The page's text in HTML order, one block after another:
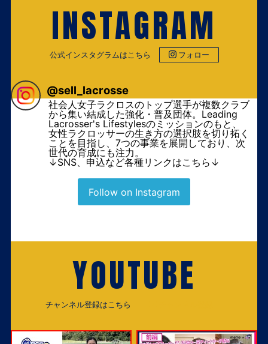
INSTAGRAM
公式インスタグラムはこちら フォロー
@sell_lacrosse
社会人女子ラクロスのトップ選手が複数クラブ
から集い結成した強化・普及団体。Leading
Lacrosser's Lifestylesのミッションのもと、
女性ラクロッサーの生き方の選択肢を切り拓く
ことを目指し、7つの事業を展開しており、次
世代の育成にも注力。
↓SNS、申込など各種リンクはこちら↓
Follow on Instagram
YOUTUBE
チャンネル登録はこちら